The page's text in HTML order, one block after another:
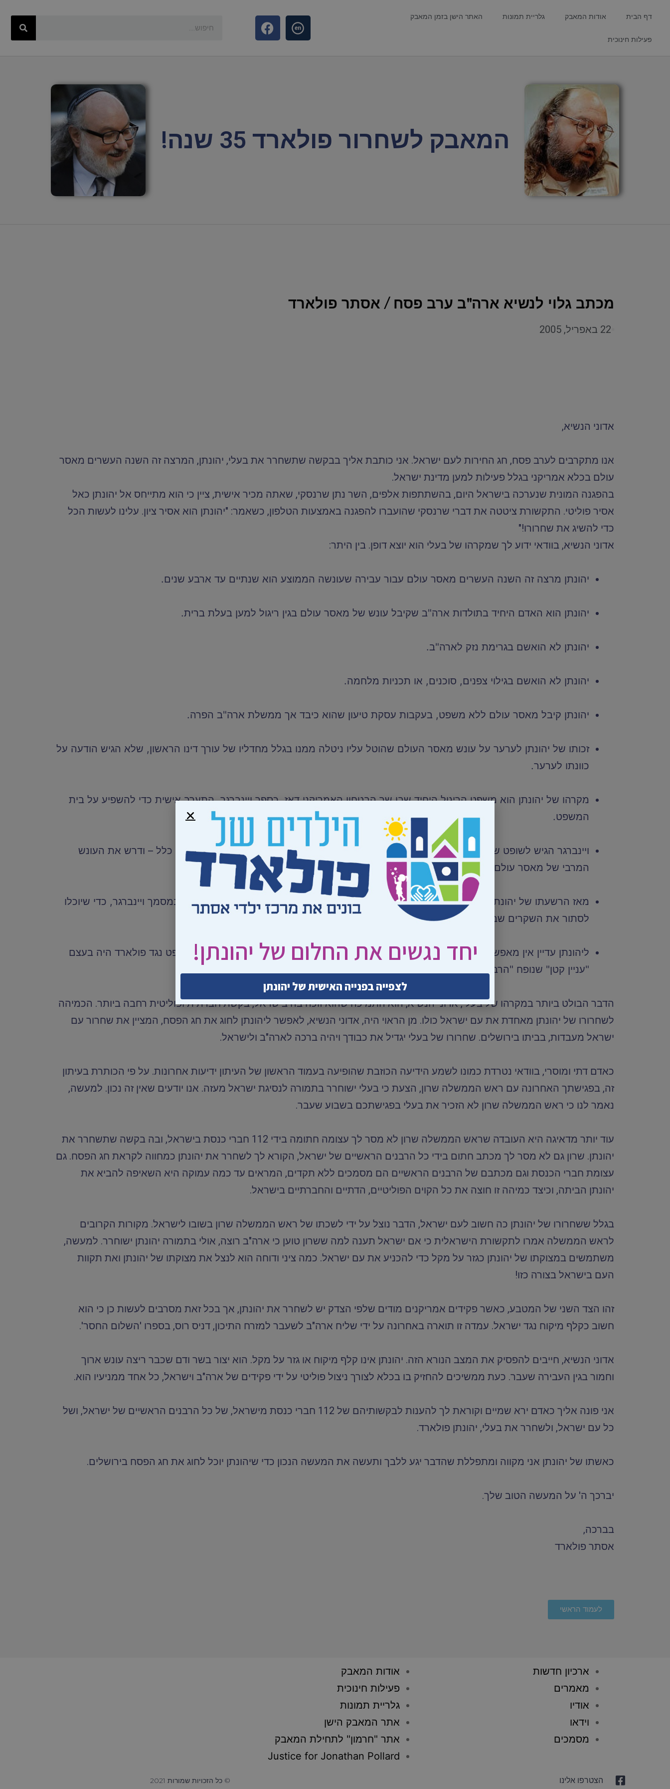
דף הבית אודות המאבק גלריית תמונות האתר הישן בזמן המאבק
פעילות חינוכית
המאבק לשחרור פולארד 35 שנה!
מכתב גלוי לנשיא ארה"ב ערב פסח / אסתר פולארד
22 באפריל, 2005
אדוני הנשיא,
אנו מתקרבים לערב פסח, חג החירות לעם ישראל. אני כותבת אליך בבקשה שתשחרר את בעלי, יהונתן, המרצה זה השנה העשרים מאסר
עולם בכלא אמריקני בגלל פעילות למען מדינת ישראל.
בהפגנה המונית שנערכה בישראל היום, בהשתתפות אלפים, השר נתן שרנסקי, שאתה מכיר אישית, ציין כי הוא מתייחס אל יהונתן כאל
אסיר פוליטי. התקשורת ציטטה את דברי שרנסקי שהועברו להפגנה באמצעות הטלפון, כשאמר: "יהונתן הוא אסיר ציון. עלינו לעשות הכל
כדי להשיג את שחרורו!"
אדוני הנשיא, בוודאי ידוע לך שמקרהו של בעלי הוא יוצא דופן. בין היתר:
יהונתן מרצה זה השנה העשרים מאסר עולם עבור עבירה שעונשה הממוצע הוא שנתיים עד ארבע שנים.
יהונתן הוא האדם היחיד בתולדות ארה"ב שקיבל עונש של מאסר עולם בגין ריגול למען בעלת ברית.
יהונתן לא הואשם בגרימת נזק לארה"ב.
יהונתן לא הואשם בגילוי צפנים, סוכנים, או תכניות מלחמה.
יהונתן קיבל מאסר עולם ללא משפט, בעקבות עסקת טיעון שהוא כיבד אך ממשלת ארה"ב הפרה.
זכותו של יהונתן לערער על עונש מאסר העולם שהוטל עליו ניטלה ממנו בגלל מחדליו של עורך דינו הראשון, שלא הגיש הודעה על
כוונתו לערער.
מקרהו של יהונתן הוא משפט הריגול היחיד שבו שר הבטחון האמריקני דאז, כספר ויינברגר, התערב אישית כדי להשפיע על בית
המשפט.
ויינברגר הגיש לשופט שגזר את העונש מזכר, ובו האשים את יהונתן בבגידה – עבירה שלא הואשם בה כלל – ודרש את העונש
המרבי של מאסר עולם.
מאז הרשעתו של יהונתן בשנת 1987, לא הורשו הוא ועורכי דינו, למרות שקיבלו אישורי בטחון, לעיין במסמך ויינברגר, כדי שיוכלו
לסתור את השקרים שבו בפני בית המשפט.
ליהונתן עדיין אין מאפשרים גישה למסמך, למרות שויינברגר עצמו הודה בראיון בשנת 2002 כי המשפט נגד פולארד היה בעצם
"עניין קטן" שנופח "הרבה מעבר לחשיבותו האמיתית".
הדבר הבולט ביותר במקרהו של בעלי, אדוני הנשיא, הוא התמיכה שהוא זוכה בה בישראל, בקשת חברתית ופוליטית רחבה ביותר. הכמיהה
לשחרורו של יהונתן מאחדת את עם ישראל כולו. מן הראוי היה, אדוני הנשיא, לאפשר ליהונתן לחוג את חג הפסח, המציין את שחרור עם
ישראל מעבדות, בביתו בירושלים. שחרורו של בעלי יגדיל את כבודך ויהיה ברכה לארה"ב ולישראל.
כאדם דתי ומוסרי, בוודאי נטרדת כמונו לשמע הידיעה הכוזבת שהופיעה בעמוד הראשון של העיתון ידיעות אחרונות. על פי הכותרת בעיתון
זה, בפגישתך האחרונה עם ראש הממשלה שרון, הצעת כי בעלי ישוחרר בתמורה לנסיגת ישראל מעזה. אנו יודעים שאין זה נכון. למעשה,
נאמר לנו כי ראש הממשלה שרון לא הזכיר את בעלי בפגישתכם בשבוע שעבר.
עוד יותר מדאיגה היא העובדה שראש הממשלה שרון לא מסר לך עצומה חתומה בידי 112 חברי כנסת בישראל, ובה בקשה שתשחרר את
יהונתן. שרון גם לא מסר לך מכתב חתום בידי כל הרבנים הראשיים של ישראל, הקורא לך לשחרר את יהונתן כמחווה לקראת חג הפסח. גם
עצומת חברי הכנסת וגם מכתבם של הרבנים הראשיים הם מסמכים ללא תקדים, המראים עד כמה עמוקה היא השאיפה להביא את
יהונתן הביתה, וכיצד כמיהה זו חוצה את כל הקוים הפוליטיים, הדתיים והחברתיים בישראל.
בגלל ששחרורו של יהונתן כה חשוב לעם ישראל, הדבר נוצל על ידי לשכתו של ראש הממשלה שרון בשובו לישראל. מקורות הקרובים
לראש הממשלה אמרו לתקשורת הישראלית כי אם ישראל תענה למה ששרון טוען כי ארה"ב רוצה, אולי בתמורה יהונתן ישוחרר. למעשה,
משתמשים במצוקתו של יהונתן כגזר על מקל כדי להכניע את עם ישראל. כמה ציני ודוחה הוא לנצל את מצוקתו של יהונתן ואת תקוות
העם בישראל בצורה כזו!
זהו הצד השני של המטבע, כאשר פקידים אמריקנים מודים שלפי הצדק יש לשחרר את יהונתן, אך בכל זאת מסרבים לעשות כן כי הוא
חשוב כקלף מיקוח נגד ישראל. עמדה זו תוארה באחרונה על ידי שליח ארה"ב לשעבר למזרח התיכון, דניס רוס, בספרו 'השלום החסר'.
אדוני הנשיא, חייבים להפסיק את המצב הנורא הזה. יהונתן אינו קלף מיקוח או גזר על מקל. הוא יצור בשר ודם שכבר ריצה עונש ארוך
וחמור בגין העבירה שעבר. כעת ממשיכים להחזיק בו בכלא לצורך ניצול פוליטי על ידי פקידים של ארה"ב וישראל, כל אחד ממניעיו הוא.
אני פונה אליך כאדם ירא שמיים וקוראת לך להענות לבקשותיהם של 112 חברי כנסת מישראל, של כל הרבנים הראשיים של ישראל, ושל
כל עם ישראל, ולשחרר את בעלי, יהונתן פולארד.
כאשתו של יהונתן אני מקווה ומתפללת שהדבר יגע ללבך ותעשה את המעשה הנכון כדי שיהונתן יוכל לחוג את חג הפסח בירושלים.
יברכך ה' על המעשה הטוב שלך.
בברכה,
אסתר פולארד
לעמוד הראשי
ארכיון חדשות
מאמרים
אודיו
וידאו
מסמכים
אודות המאבק
פעילות חינוכית
גלריית תמונות
אתר המאבק הישן
אתר "חרמון" לתחילת המאבק
Justice for Jonathan Pollard
הצטרפו אלינו © כל הזכויות שמורות 2021
יחד נגשים את החלום של יהונתן!
לצפייה בפנייה האישית של יהונתן